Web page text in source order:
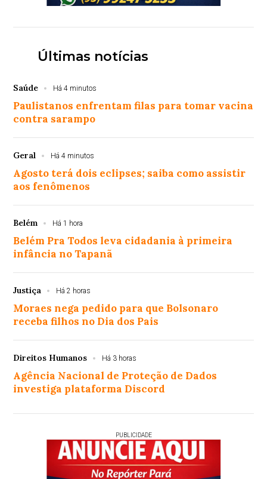
Últimas notícias
Saúde Há 4 minutos
Paulistanos enfrentam filas para tomar vacina
contra sarampo
Geral Há 4 minutos
Agosto terá dois eclipses; saiba como assistir
aos fenômenos
Belém Há 1 hora
Belém Pra Todos leva cidadania à primeira
infância no Tapanã
Justiça Há 2 horas
Moraes nega pedido para que Bolsonaro
receba filhos no Dia dos Pais
Direitos Humanos Há 3 horas
Agência Nacional de Proteção de Dados
investiga plataforma Discord
PUBLICIDADE